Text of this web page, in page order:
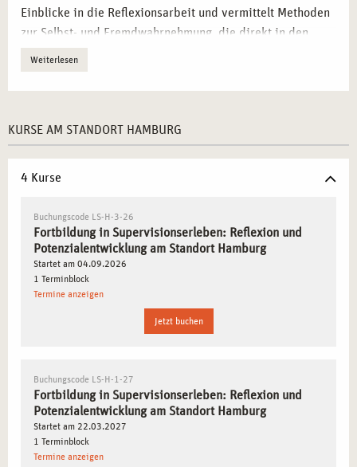
Einblicke in die Reflexionsarbeit und vermittelt Methoden
zur Selbst- und Fremdwahrnehmung, die direkt in den
Die eigene Rolle in beruflichen Kontexten reflektieren–
Praktische Techniken zur gezielten Reflexion von
beruflichen Herausforderungen.
Interaktive Gruppenprozesse zur Potenzialentfaltung
erleben
– Austausch mit Kolleg*innen zur
Weiterentwicklung der eigenen Arbeit.
Bewusst Grenzen setzen und Resilienz fördern
Körperbewusstsein als Instrument der Selbstreflexion
einsetzen– Verstehen, wie sich innere Prozesse
physisch manifestieren.
Weiterlesen
KURSE AM STANDORT HAMBURG
4 Kurse
Buchungscode LS-H-3-26
Fortbildung in Supervisionserleben: Reflexion und
Potenzialentwicklung am Standort Hamburg
Startet am 04.09.2026
1 Terminblock
Termine anzeigen
Jetzt buchen
Buchungscode LS-H-1-27
Fortbildung in Supervisionserleben: Reflexion und
Potenzialentwicklung am Standort Hamburg
Startet am 22.03.2027
1 Terminblock
Termine anzeigen